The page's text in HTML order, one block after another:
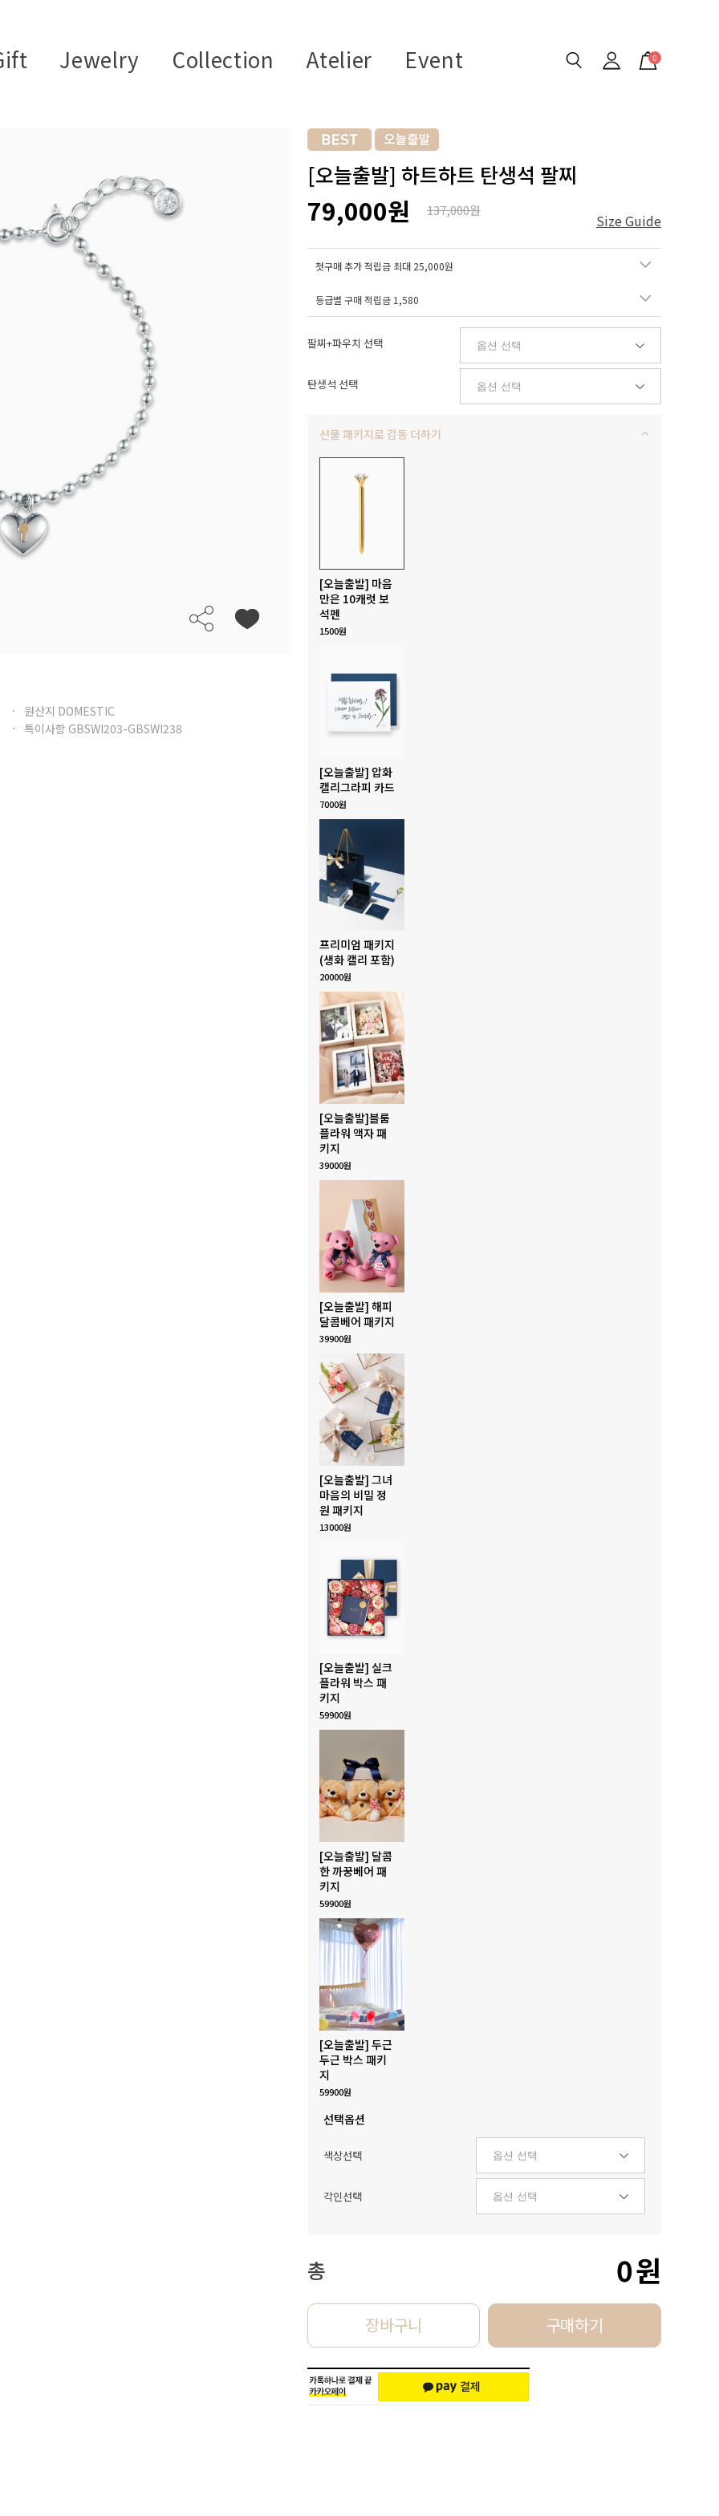
Jewelry Collection Atelier Event 0
원산지 DOMESTIC
특이사항 GBSWI203-GBSWI238
[오늘출발] 하트하트 탄생석 팔찌
79,000원 137,000원
Size Guide
첫구매 추가 적립금 최대 25,000원
등급별 구매 적립금 1,580
팔찌+파우치 선택
탄생석 선택
선물 패키지로 감동 더하기
[오늘출발] 마음
만은 10캐럿 보
석펜
1500원
[오늘출발] 압화
캘리그라피 카드
7000원
프리미엄 패키지
(생화 캘리 포함)
20000원
[오늘출발]블룸
플라워 액자 패
키지
39000원
[오늘출발] 해피
달콤베어 패키지
39900원
[오늘출발] 그녀
마음의 비밀 정
원 패키지
13000원
[오늘출발] 실크
플라워 박스 패
키지
59900원
[오늘출발] 달콤
한 까꿍베어 패
키지
59900원
[오늘출발] 두근
두근 박스 패키
지
59900원
선택옵션
색상선택
각인선택
총 0원
장바구니 구매하기